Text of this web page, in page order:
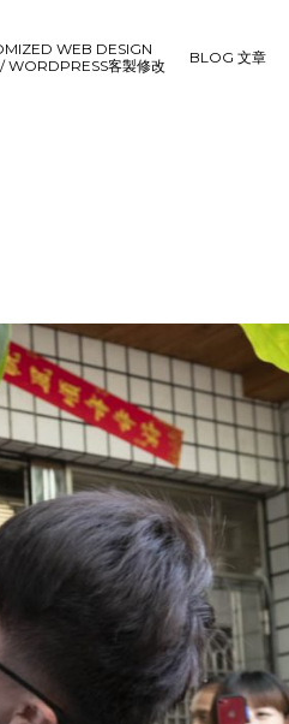
WEB DESIGN
WORDPRESS客製修改
BLOG 文章